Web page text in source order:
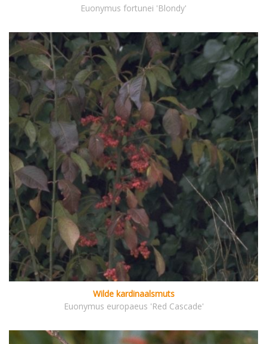
Euonymus fortunei 'Blondy'
Wilde kardinaalsmuts
Euonymus europaeus 'Red Cascade'